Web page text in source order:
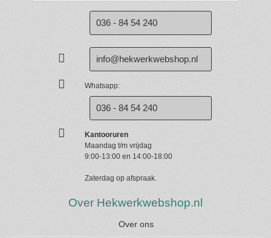
036 - 84 54 240
info@hekwerkwebshop.nl
Whatsapp:
036 - 84 54 240
Kantooruren
Maandag t/m vrijdag
9:00-13:00 en 14:00-18:00
Zaterdag op afspraak.
Over Hekwerkwebshop.nl
Over ons